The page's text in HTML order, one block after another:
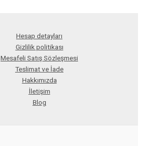
Hesap detayları
Gizlilik politikası
Mesafeli Satış Sözleşmesi
Teslimat ve İade
Hakkımızda
İletişim
Blog